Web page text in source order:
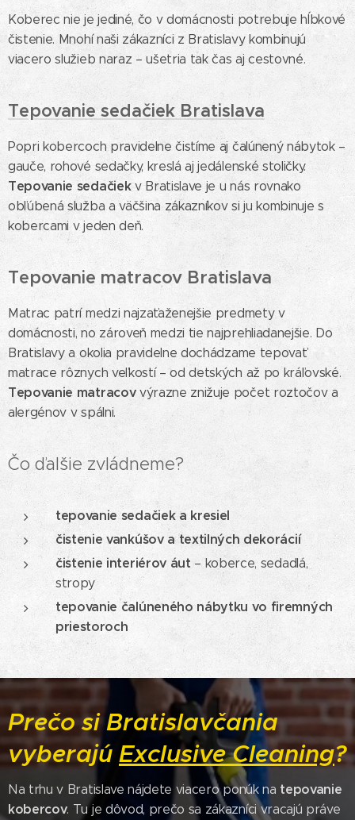
Koberec nie je jediné, čo v domácnosti potrebuje hĺbkové
čistenie. Mnohí naši zákazníci z Bratislavy kombinujú
viacero služieb naraz – ušetria tak čas aj cestovné.
Tepovanie sedačiek Bratislava
Popri kobercoch pravidelne čistíme aj čalúnený nábytok –
gauče, rohové sedačky, kreslá aj jedálenské stoličky.
Tepovanie sedačiekv Bratislave je u nás rovnako
obľúbená služba a väčšina zákazníkov si ju kombinuje s
kobercami v jeden deň.
Tepovanie matracov Bratislava
Matrac patrí medzi najzaťaženejšie predmety v
domácnosti, no zároveň medzi tie najprehliadanejšie. Do
Bratislavy a okolia pravidelne dochádzame tepovať
matrace rôznych veľkostí – od detských až po kráľovské.
Tepovanie matracovvýrazne znižuje počet roztočov a
alergénov v spálni.
Čo ďalšie zvládneme?
tepovanie sedačiek a kresiel
čistenie vankúšov a textilných dekorácií
čistenie interiérov áut – koberce, sedadlá,
stropy
tepovanie čalúneného nábytku vo firemných
priestoroch
Prečo si Bratislavčania
vyberajú Exclusive Cleaning?
Na trhu v Bratislave nájdete viacero ponúk na tepovanie
kobercov. Tu je dôvod, prečo sa zákazníci vracajú práve